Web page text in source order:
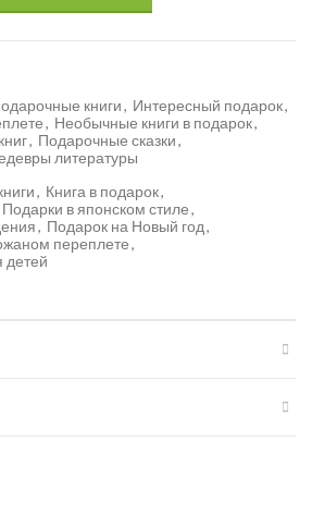
книги, Интересный подарок,
, Необычные книги в подарок,
, Подарочные сказки,
литературы
, Книга в подарок,
Подарки в японском стиле,
, Подарок на Новый год,
переплете,
детей